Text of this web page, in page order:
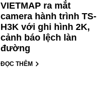
VIETMAP ra mắt
camera hành trình TS-
H3K với ghi hình 2K,
cảnh báo lệch làn
đường
ĐỌC THÊM